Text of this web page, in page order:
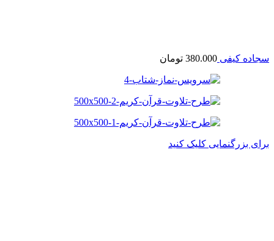
سجاده کیفی 380.000 تومان
برای بزرگنمایی کلیک کنید